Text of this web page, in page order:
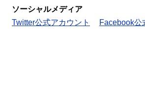
ソーシャルメディア
Twitter公式アカウント
Facebook公